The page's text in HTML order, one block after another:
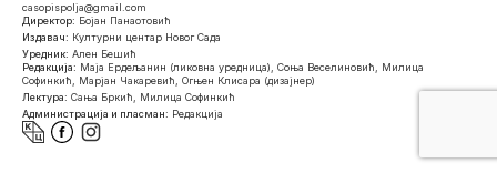
casopispolja@gmail.com
Директор: Бојан Панаотовић
Издавач: Културни центар Новог Сада
Уредник: Ален Бешић
Редакција: Маја Ердељанин (ликовна уредница), Соња Веселиновић, Милица
Софинкић, Марјан Чакаревић, Огњен Клисара (дизајнер)
Лектура: Сања Бркић, Милица Софинкић
Администрација и пласман: Редакција